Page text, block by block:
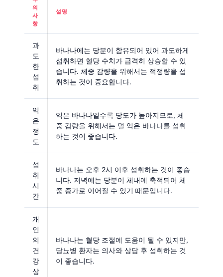
의
사
항
설명
과
도
한
섭
취
바나나에는 당분이 함유되어 있어 과도하게
섭취하면 혈당 수치가 급격히 상승할 수 있
습니다. 체중 감량을 위해서는 적정량을 섭
취하는 것이 중요합니다.
익
은
정
도
익은 바나나일수록 당도가 높아지므로, 체
중 감량을 위해서는 덜 익은 바나나를 섭취
하는 것이 좋습니다.
섭
취
시
간
바나나는 오후 2시 이후 섭취하는 것이 좋습
니다. 저녁에는 당분이 체내에 축적되어 체
중 증가로 이어질 수 있기 때문입니다.
개
인
의
건
강
상
바나나는 혈당 조절에 도움이 될 수 있지만,
당뇨병 환자는 의사와 상담 후 섭취하는 것
이 좋습니다.